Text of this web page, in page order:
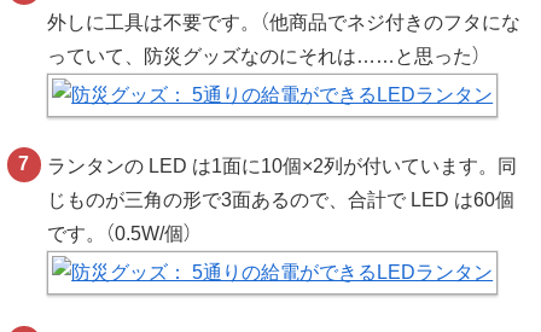
外しに工具は不要です。（他商品でネジ付きのフタにな
っていて、防災グッズなのにそれは……と思った）
ランタンの LED は1面に10個×2列が付いています。同
じものが三角の形で3面あるので、合計で LED は60個
です。（0.5W/個）